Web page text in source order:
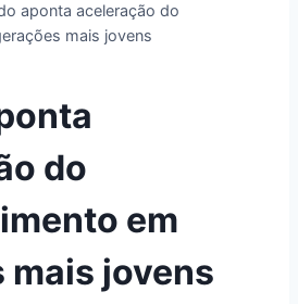
aponta aceleração do
mais jovens
do
em
mais jovens